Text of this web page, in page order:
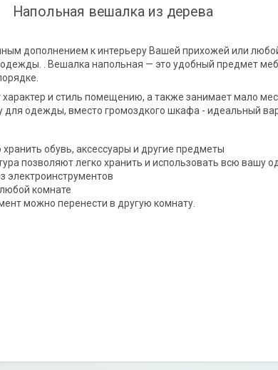
Напольная вешалка из дерева
дополнением к интерьеру Вашей прихожей или
. Вешалка напольная — это удобный предмет
и стиль помещению, а также занимает мало
для одежды, вместо громоздкого шкафа - идеальный
обувь, аксессуары и другие предметы
позволяют легко хранить и использовать всю вашу
электроинструментов
комнате
можно перенести в другую комнату.